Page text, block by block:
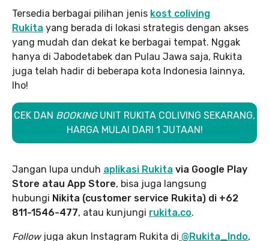
Tersedia berbagai pilihan jenis kost coliving
Rukita yang berada di lokasi strategis dengan akses
yang mudah dan dekat ke berbagai tempat. Nggak
hanya di Jabodetabek dan Pulau Jawa saja, Rukita
juga telah hadir di beberapa kota Indonesia lainnya,
lho!
CEK DAN BOOKINGUNIT RUKITA COLIVING SEKARANG,
HARGA MULAI DARI 1 JUTAAN!
Jangan lupa unduh aplikasi Rukita via Google Play
Store atau App Store, bisa juga langsung
hubungi Nikita (customer service Rukita) di +62
811-1546-477, atau kunjungi rukita.co.
Followjuga akun Instagram Rukita di @Rukita_Indo,